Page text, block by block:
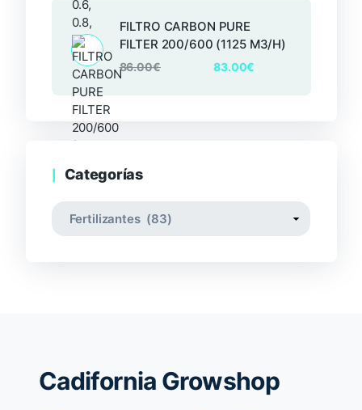
FILTRO CARBON PURE
FILTER 200/600 (1125 M3/H)
86.00€ 83.00€
Categorías
Cadifornia Growshop